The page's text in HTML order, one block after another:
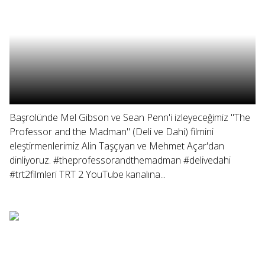
Başrolünde Mel Gibson ve Sean Penn'i izleyeceğimiz "The
Professor and the Madman" (Deli ve Dahi) filmini
eleştirmenlerimiz Alin Taşçıyan ve Mehmet Açar'dan
dinliyoruz. #theprofessorandthemadman #delivedahi
#trt2filmleri TRT 2 YouTube kanalına...